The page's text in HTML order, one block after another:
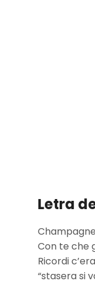
Letra
Con te che
Ricordi
“stasera si